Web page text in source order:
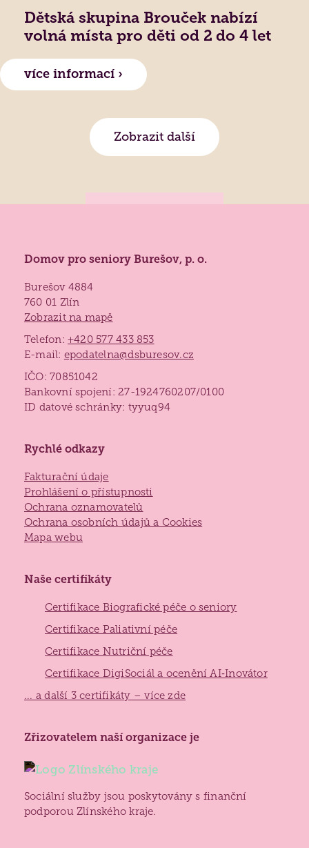
Dětská skupina Brouček nabízí
volná místa pro děti od 2 do 4 let
více informací ›
Zobrazit další
Domov pro seniory Burešov, p. o.
Burešov 4884
760 01 Zlín
Zobrazit na mapě
Telefon:+420 577 433 853
E-mail: epodatelna@dsburesov.cz
IČO: 70851042
Bankovní spojení: 27-1924760207/0100
ID datové schránky: tyyuq94
Rychlé odkazy
Fakturační údaje
Prohlášení o přístupnosti
Ochrana oznamovatelů
Ochrana osobních údajů a Cookies
Mapa webu
Naše certifikáty
Certifikace Biografické péče o seniory
Certifikace Paliativní péče
Certifikace Nutriční péče
Certifikace DigiSociál a ocenění AI‑Inovátor
... a další 3 certifikáty – více zde
Zřizovatelem naší organizace jeZlínský
Sociální služby jsou poskytovány s finanční
podporou Zlínského kraje.